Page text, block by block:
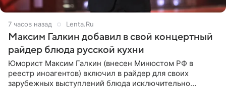
7 часов назад Lenta.Ru
Максим Галкин добавил в свой концертный
райдер блюда русской кухни
Юморист Максим Галкин (внесен Минюстом РФ в
реестр иноагентов) включил в райдер для своих
зарубежных выступлений блюда исключительно